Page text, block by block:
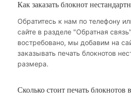
Как заказать блокнот
Обратитесь к нам по телефону
сайте в разделе "Обратная
востребовано, мы добавим на
заказывать печать блокнотов
размера.
Сколько стоит печать